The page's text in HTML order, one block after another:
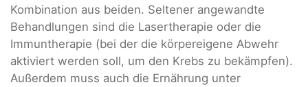
Kombination aus beiden. Seltener angewandte
Behandlungen sind die Lasertherapie oder die
Immuntherapie (bei der die körpereigene Abwehr
aktiviert werden soll, um den Krebs zu bekämpfen).
Außerdem muss auch die Ernährung unter